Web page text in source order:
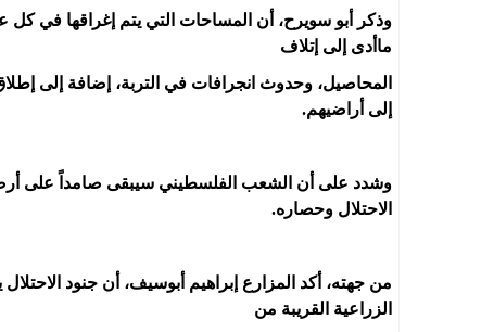
وذكر أبو سويرح، أن المساحات التي يتم إغراقها في كل
ماأدى إلى إتلاف
المحاصيل، وحدوث انجرافات في التربة، إضافة إلى
إلى أراضيهم.
وشدد على أن الشعب الفلسطيني سيبقى صامداً على
الاحتلال وحصاره.
من جهته، أكد المزارع إبراهيم أبوسيف، أن جنود
الزراعية القريبة من